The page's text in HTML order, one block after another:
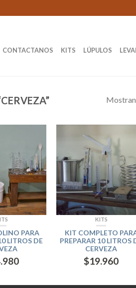
CONTACTANOS KITS LÚPULOS
PARA
LITROS DE
KITS
KIT COMPLETO
PREPARAR 10 LITROS
CERVEZA
$19.960